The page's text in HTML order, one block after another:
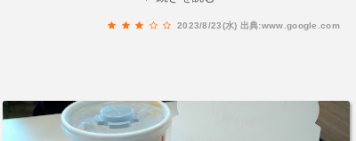
2023/8/23(水) 出典:www.google.com